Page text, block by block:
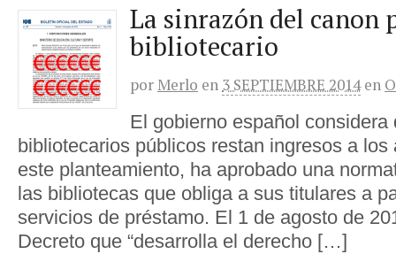
La sinrazón del canon
bibliotecario
por Merlo en 3 SEPTIEMBRE 2014 en
El gobierno español considera
bibliotecarios públicos restan ingresos a los
este planteamiento, ha aprobado una
las bibliotecas que obliga a sus titulares a
servicios de préstamo. El 1 de agosto de
Decreto que “desarrolla el derecho […]